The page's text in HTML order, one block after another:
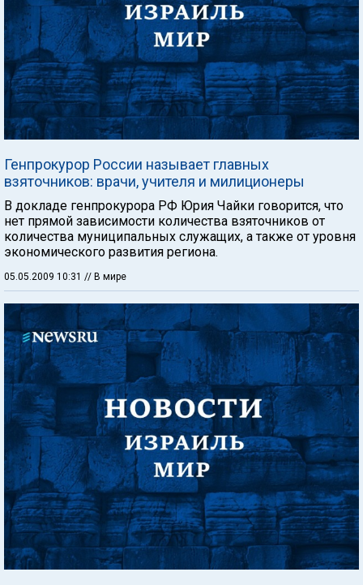
Генпрокурор России называет главных
взяточников: врачи, учителя и милиционеры
В докладе генпрокурора РФ Юрия Чайки говорится, что
нет прямой зависимости количества взяточников от
количества муниципальных служащих, а также от уровня
экономического развития региона.
05.05.2009 10:31 // В мире